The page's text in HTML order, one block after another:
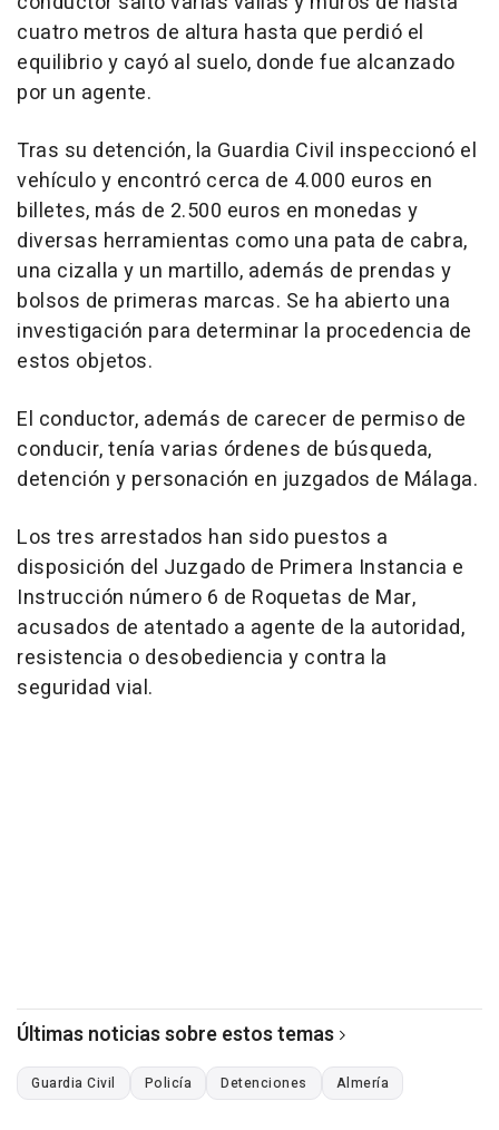
cuatro metros de altura hasta que perdió el
equilibrio y cayó al suelo, donde fue alcanzado
por un agente.
Tras su detención, la Guardia Civil inspeccionó el
vehículo y encontró cerca de 4.000 euros en
billetes, más de 2.500 euros en monedas y
diversas herramientas como una pata de cabra,
una cizalla y un martillo, además de prendas y
bolsos de primeras marcas. Se ha abierto una
investigación para determinar la procedencia de
estos objetos.
El conductor, además de carecer de permiso de
conducir, tenía varias órdenes de búsqueda,
detención y personación en juzgados de Málaga.
Los tres arrestados han sido puestos a
disposición del Juzgado de Primera Instancia e
Instrucción número 6 de Roquetas de Mar,
acusados de atentado a agente de la autoridad,
resistencia o desobediencia y contra la
seguridad vial.
Últimas noticias sobre estos temas
Guardia Civil Policía Detenciones Almería